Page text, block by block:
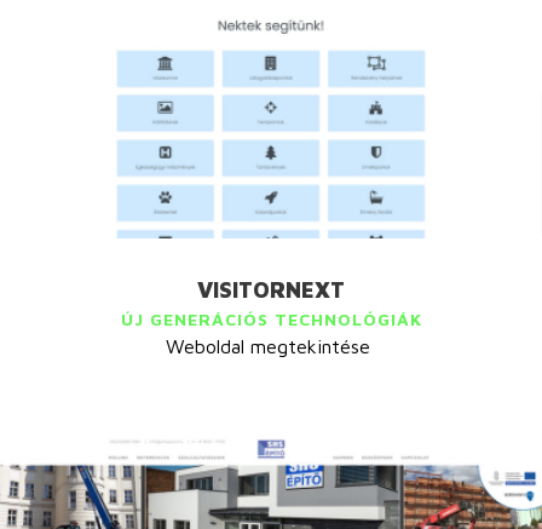
VISITORNEXT
ÚJ GENERÁCIÓS TECHNOLÓGIÁK
Weboldal megtekintése